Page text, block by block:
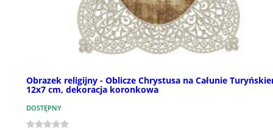
Obrazek religijny - Oblicze Chrystusa na Całunie
12x7 cm, dekoracja koronkowa
DOSTĘPNY